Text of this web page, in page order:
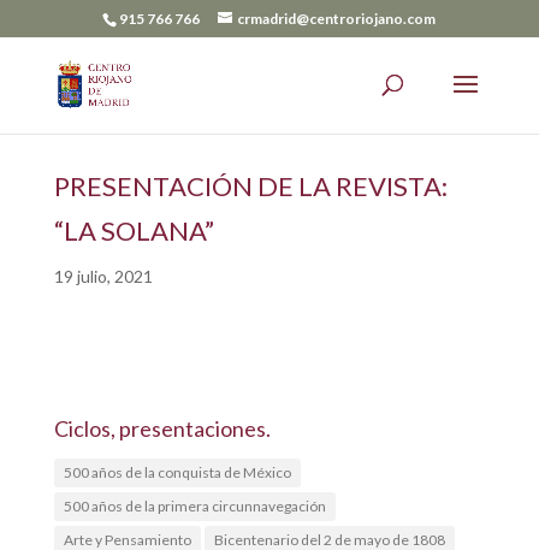
915 766 766 crmadrid@centroriojano.com
PRESENTACIÓN DE LA REVISTA:
“LA SOLANA”
19 julio, 2021
Ciclos, presentaciones.
500 años de la conquista de México
500 años de la primera circunnavegación
Arte y Pensamiento
Bicentenario del 2 de mayo de 1808